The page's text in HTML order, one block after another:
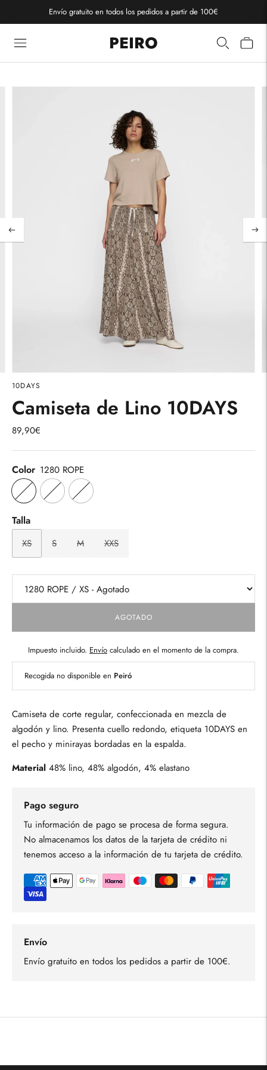
Envío gratuito en todos los pedidos a partir de 100€
PEIRO
10DAYS
Camiseta de Lino 10DAYS
89,90€
Color 1280 ROPE
Talla
XS S M XXS
AGOTADO
Impuesto incluido. Envío calculado en el momento de la compra.
Recogida no disponible en Peiró
Camiseta de corte regular, confeccionada en mezcla de
algodón y lino. Presenta cuello redondo, etiqueta 10DAYS en
el pecho y minirayas bordadas en la espalda.
Material 48% lino, 48% algodón, 4% elastano
Pago seguro
Tu información de pago se procesa de forma segura.
No almacenamos los datos de la tarjeta de crédito ni
tenemos acceso a la información de tu tarjeta de crédito.
Envío
Envío gratuito en todos los pedidos a partir de 100€.
un